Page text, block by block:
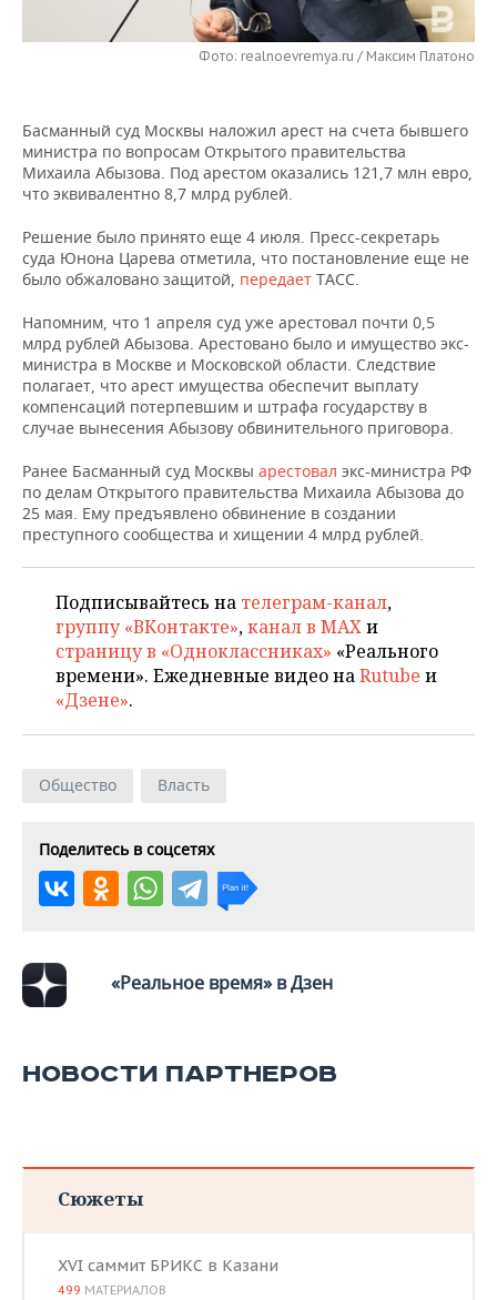
НЕФТЕХИМИЯ
ЭНЕРГЕТИКА
РОЗНИЧНАЯ ТОРГОВЛЯ
УСЛУГИ
НОВОСТИ ТЕХНОЛОГИЙ
МЕДИА
ТЕЛЕКОММУНИКАЦИИ
МЕРОПРИЯТИЯ
ВЫЕЗДНАЯ РЕДАКЦИЯ
БИЗНЕС-БРАНЧИ
ONLINE-КОНФЕРЕНЦИИ
НОВОСТИ СПОРТА
ФУТБОЛ
ХОККЕЙ
ВОЛЕЙБОЛ
КИБЕРСПОРТ
ВОДНЫЕ ВИДЫ СПОРТА
ОБЩЕСТВО
НОВОСТИ ОБЩЕСТВА
ВЛАСТЬ
ИСТОРИЯ
КУЛЬТУРА
ОБРАЗОВАНИЕ
ФОТОГАЛЕРЕЯ
СЮЖЕТЫ
СПИСОК ПЕРСОН
СПИСОК КОМПАНИЙ
ПОЛНАЯ ВЕРСИЯ
Фото: realnoevremya.ru / Максим Платоно
Басманный суд Москвы наложил арест на счета бывшего
министра по вопросам Открытого правительства
Михаила Абызова. Под арестом оказались 121,7 млн евро,
что эквивалентно 8,7 млрд рублей.
Решение было принято еще 4 июля. Пресс-секретарь
суда Юнона Царева отметила, что постановление еще не
было обжаловано защитой, передает ТАСС.
Напомним, что 1 апреля суд уже арестовал почти 0,5
млрд рублей Абызова. Арестовано было и имущество экс-
министра в Москве и Московской области. Следствие
полагает, что арест имущества обеспечит выплату
компенсаций потерпевшим и штрафа государству в
случае вынесения Абызову обвинительного приговора.
Ранее Басманный суд Москвы арестовал экс-министра РФ
по делам Открытого правительства Михаила Абызова до
25 мая. Ему предъявлено обвинение в создании
преступного сообщества и хищении 4 млрд рублей.
Подписывайтесь на телеграм-канал,
группу «ВКонтакте»,канал в MAXи
страницу в «Одноклассниках» «Реального
времени». Ежедневные видео наRutube и
«Дзене».
Общество Власть
Поделитесь в соцсетях
«Реальное время» в Дзен
НОВОСТИ ПАРТНЕРОВ
Сюжеты
XVI саммит БРИКС в Казани
499 МАТЕРИАЛОВ